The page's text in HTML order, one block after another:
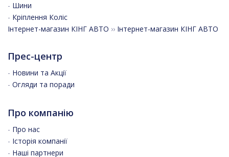
- Шини
- Кріплення Коліс
Інтернет-магазин КІНГ АВТО ›› Інтернет-магазин КІНГ АВТО
Прес-центр
- Новини та Акції
- Огляди та поради
Про компанію
- Про нас
- Історія компанії
- Наші партнери